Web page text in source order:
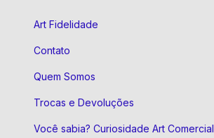
Art Fidelidade
Contato
Quem Somos
Trocas e Devoluções
Você sabia? Curiosidade Art Comercial